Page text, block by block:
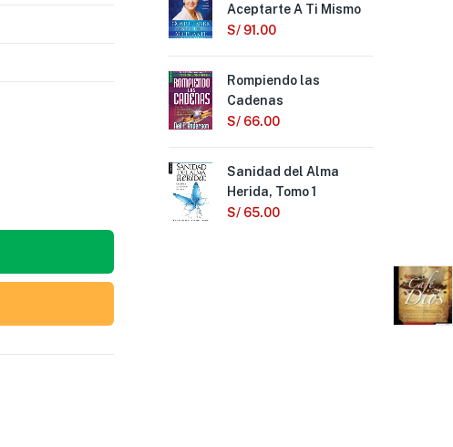
Aceptarte A Ti Mismo
S/ 91.00
Rompiendo las
Cadenas
S/ 66.00
Sanidad del Alma
Herida, Tomo 1
S/ 65.00